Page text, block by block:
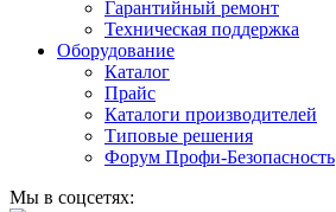
Гарантийный ремонт
Техническая поддержка
Оборудование
Каталог
Прайс
Каталоги производителей
Типовые решения
Форум Профи-Безопасность
Мы в соцсетях: